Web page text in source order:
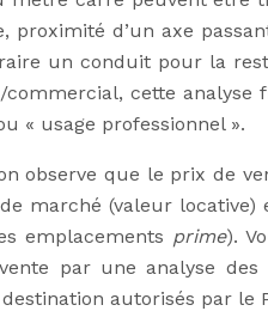
proximité d’un axe
un conduit pour la
cette
« usage professionnel ».
observe que le prix de
marché (valeur
emplacements prime).
par une analyse des
autorisés par le